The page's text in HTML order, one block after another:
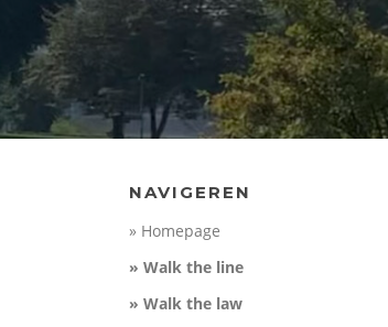
NAVIGEREN
» Homepage
» Walk the line
» Walk the law